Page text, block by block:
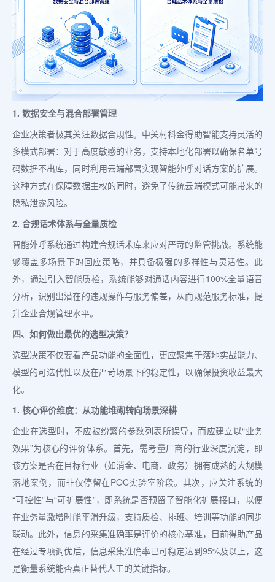
1. 数据安全与混合部署管理
企业决策者极其关注数据合规性。中关村科金得助智能支持灵活的
多模式部署：对于高度敏感的业务，支持本地化部署以确保名单号
码数据不出库，同时利用云端部署实现智能外呼对话方案的扩展。
这种方式在保障数据主权的同时，避免了传统云端模式可能带来的
隐私泄露风险。
2. 合规话术体系与全量质检
智能外呼系统通过构建合规话术库来应对严苛的监管挑战。系统能
够覆盖多场景下的回应策略，并具备极强的多样性与灵活性。此
外，通过引入智能质检，系统能够对通话内容进行100%全量语音
分析，识别出潜在的违规操作与服务偏差，从而规范服务标准，提
升企业合规管理水平。
四、如何做出最优的选型决策？
选型决策不仅要看产品功能的全面性，更应聚焦于落地实战能力、
模型的可迭代性以及在严苛场景下的稳定性，以确保投资收益最大
化。
1. 核心评价维度：从功能堆砌转向场景深耕
企业在选型时，不应被纷繁的参数列表所误导，而应建立以“业务
效果”为核心的评价体系。首先，需考量厂商的行业深度沉淀，即
该方案是否在目标行业（如消金、电商、政务）拥有成熟的大规模
落地案例，而非仅停留在POC实验室阶段。其次，应关注系统的
“可控性”与“可扩展性”，即系统是否预留了智能化扩展接口，以便
在业务量激增时能平滑升级，支持质检、排班、培训等功能的同步
联动。此外，信息的采集准确率是评价的核心基准，目前得助产品
在经过专项调优后，信息采集准确率已可稳定达到95%及以上，这
是衡量系统能否真正替代人工的关键指标。